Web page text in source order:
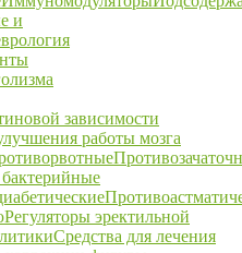
и
зависимости
работы мозга
Регуляторы эректильной
Средства для лечения